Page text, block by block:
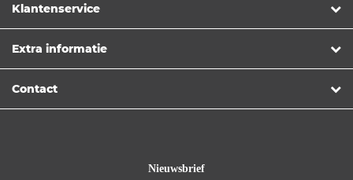
Klantenservice
Extra informatie
Contact
Nieuwsbrief